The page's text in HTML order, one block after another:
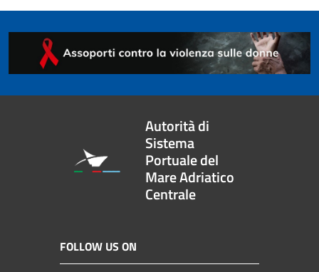
Autorità di
Sistema
Portuale del
Mare Adriatico
Centrale
FOLLOW US ON